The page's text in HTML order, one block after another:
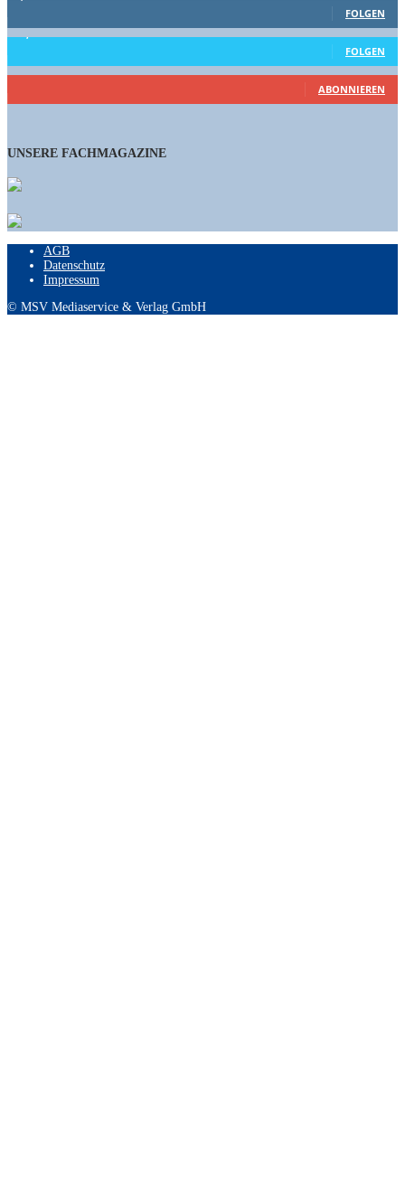
FOLGEN
15,658 Follower
FOLGEN
461 Abonnenten
ABONNIEREN
UNSERE FACHMAGAZINE
AGB
Datenschutz
Impressum
© MSV Mediaservice & Verlag GmbH